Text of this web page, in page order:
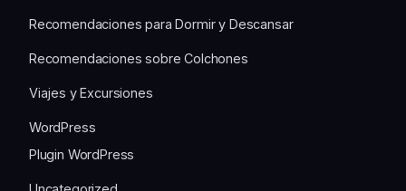
Recomendaciones para Dormir y Descansar
Recomendaciones sobre Colchones
Viajes y Excursiones
WordPress
Plugin WordPress